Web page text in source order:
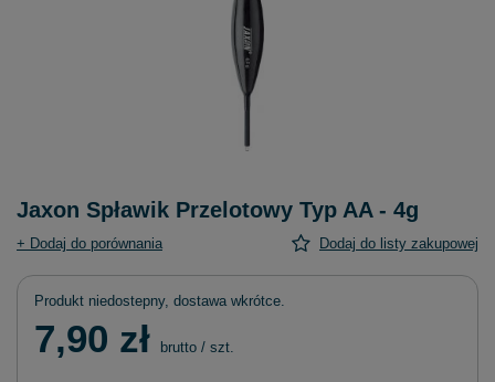
Jaxon Spławik Przelotowy Typ AA - 4g
+ Dodaj do porównania Dodaj do listy zakupowej
Produkt niedostepny, dostawa wkrótce
7,90 zł brutto / szt.